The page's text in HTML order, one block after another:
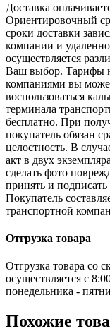
Доставка
Ориентировочный
сроки доставки
компании и
осуществляется
Ваш выбор. Тарифы
компаниями вы
воспользоваться
терминала
бесплатно. При
покупатель обязан
целостность. В
акт в двух
сделать фото
принять и
Покупатель
транспортной
Отгрузка товара
Отгрузка товара со
осуществляется с
понедельника -
Похожие